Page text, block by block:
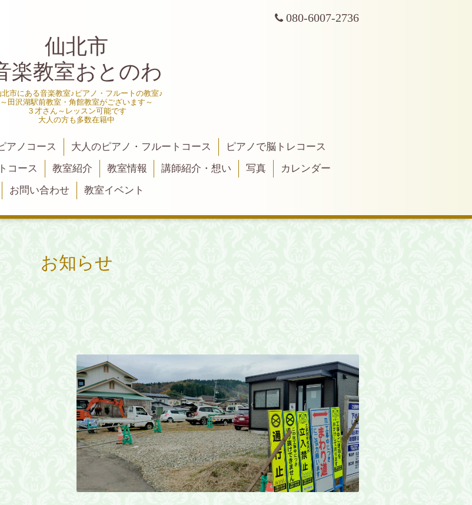
080-6007-2736
仙北市
楽教室おとのわ
北市にある音楽教室♪ピアノ・フルートの教室♪
～田沢湖駅前教室・角館教室がございます～
３才さん～レッスン可能です
大人の方も多数在籍中
アノコース 大人のピアノ・フルートコース
ピアノで脳トレコース
コース 教室紹介 教室情報 講師紹介・想い 写真
カレンダー
お問い合わせ
教室イベント
お知らせ